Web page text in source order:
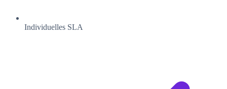
Individuelles SLA